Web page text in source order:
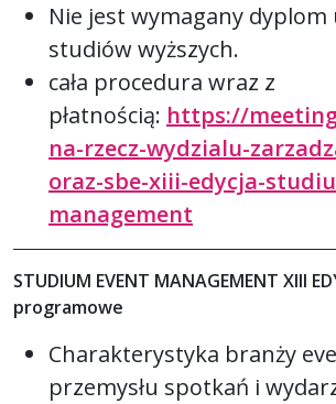
Nie jest wymagany dyplom
studiów wyższych.
cała procedura wraz z
płatnością: https://
na-rzecz-wydzialu-
oraz-sbe-xiii-edycja-
management
STUDIUM EVENT MANAGEMENT XIII
programowe
Charakterystyka branży
przemysłu spotkań i